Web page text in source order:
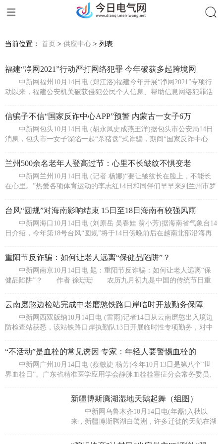
当前位置： 首页 > 供应中心 > 列表
福建“净网2021”行动严打网络犯罪 今年破获多起跨境网
中新网福州10月14日电 (郑江洛)福建今年开展“净网2021”专项行
动以来，福建公安机关破获侵犯公民个人信息、帮助信息网络犯罪活
信骗子不信“国家反诈中心APP”预警 内蒙古一女子6万
中新网包头10月14日电 (胡永凤史成燕王洋)据包头市公安局14日
消息，包头市一女子深陷一起“杀猪盘”式诈骗，期间“国家反诈中心
兰州500余名老年人登高过节：心里不长皱纹不惧变老
中新网兰州10月14日电 (记者 杨娜)“要让皱纹长在脸上，不能长
在心里。”热爱各项体育运动的李志红14日和同伴们早早来到兰州市罗
台风“圆规”对海南影响结束 15日至18日海南有较强风雨
中新网海口10月14日电 (刘原岳 吴春娃 翁小芳)据海南省气象台14
日介绍，今年第18号台风“圆规”将于14日傍晚前后在越南北部沿海再
重阳节反诈骗：如何让老人远离“保健品陷阱”？
中新网南京10月14日电 题：重阳节反诈骗：如何让老人远离“保
健品陷阱”？ 作者 徐珊珊 农历九月初九是中国的传统节日重
云南磨憨边检站完成中老磨憨铁路口岸临时开放勤务保障
中新网西双版纳10月14日电 (雷雨)记者14日从云南磨憨出入境边
防检查站获悉，该站铁路口岸执勤队13日开展临时性专项勤务，对中
“不活动”是血栓的常见诱因 专家：年轻人要警惕血栓的
中新网广州10月14日电 (蔡敏婕 杨芳)今年10月13日是第八个“世
界血栓日”。广东省精准医学应用学会静脉血栓栓塞症分会常务委员、
新疆博斯腾湖湿地天鹅起舞（组图）
中新网乌鲁木齐10月14日电(年磊)入秋以
来，新疆博斯腾湖白鹭洲，许多迁徙的天鹅在湖
和谐的